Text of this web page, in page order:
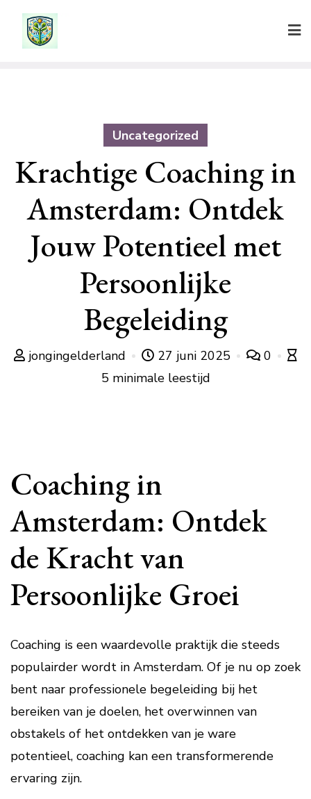
Uncategorized
Krachtige Coaching in
Amsterdam: Ontdek
Jouw Potentieel met
Persoonlijke
Begeleiding
jongingelderland 27 juni 2025
0
5 minimale leestijd
Coaching in
Amsterdam: Ontdek
de Kracht van
Persoonlijke Groei
Coaching is een waardevolle praktijk die steeds
populairder wordt in Amsterdam. Of je nu op zoek
bent naar professionele begeleiding bij het
bereiken van je doelen, het overwinnen van
obstakels of het ontdekken van je ware
potentieel, coaching kan een transformerende
ervaring zijn.